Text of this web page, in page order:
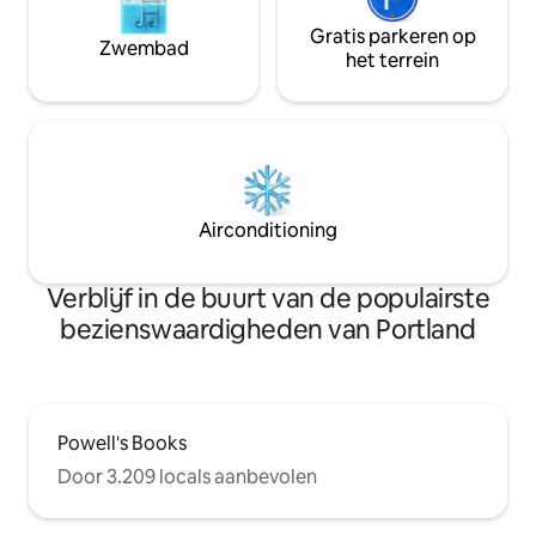
Zwembad
Gratis parkeren op
het terrein
Airconditioning
Verblijf in de buurt van de populairste
bezienswaardigheden van Portland
Powell's Books
Door 3.209 locals aanbevolen